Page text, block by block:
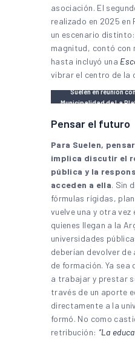
asociación. El
realizado en 2025 en
un escenario
magnitud, contó con
hasta incluyó una
vibrar el centro de la
Suelen en reunión
Municipalidad de La
Pensar el futuro
Para Suelen,
implica discutir el
pública y la
acceden a ella. Sin
fórmulas rígidas,
vuelve una y otra vez
quienes llegan a la
universidades
deberían devolver de
de formación. Ya sea
a trabajar y prestar
través de un aporte
directamente a la
formó. No como
retribución: “La